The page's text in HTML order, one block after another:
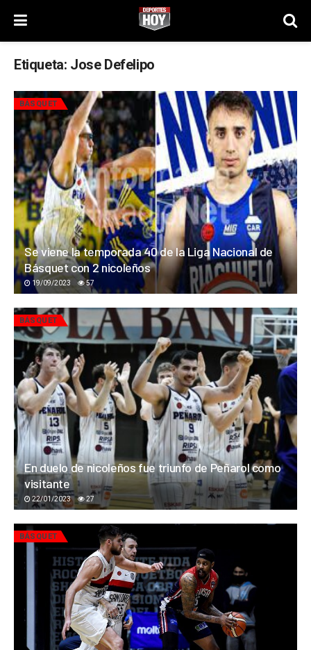
Etiqueta: Jose Defelipo
BÁSQUET
Se viene la temporada 40 de la Liga Nacional de
Básquet con 2 nicoleños
19/09/2023 57
BÁSQUET
En duelo de nicoleños fue triunfo de Peñarol como
visitante
22/01/2023 27
BÁSQUET